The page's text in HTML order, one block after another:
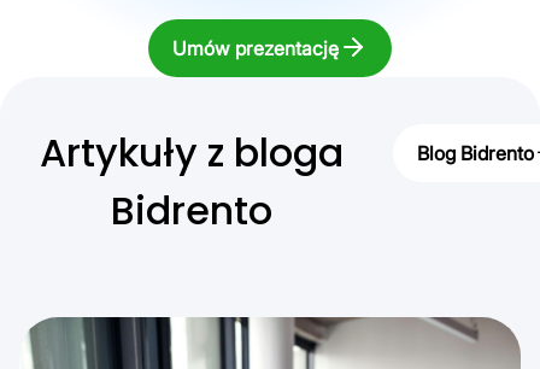
Umów prezentację
Artykuły z bloga
Bidrento
Blog Bidrento